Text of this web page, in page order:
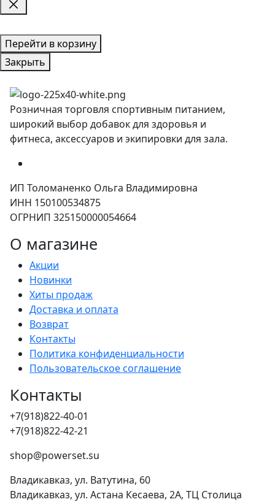
Перейти в корзину
Закрыть
Розничная торговля спортивным питанием,
широкий выбор добавок для здоровья и
фитнеса, аксессуаров и экипировки для зала.
ИП Толоманенко Ольга Владимировна
ИНН 150100534875
ОГРНИП 325150000054664
О магазине
Акции
Новинки
Хиты продаж
Доставка и оплата
Возврат
Контакты
Политика конфиденциальности
Пользовательское соглашение
Контакты
+7(918)822-40-01
+7(918)822-42-21
shop@powerset.su
Владикавказ, ул. Ватутина, 60
Владикавказ, ул. Астана Кесаева, 2А, ТЦ Столица